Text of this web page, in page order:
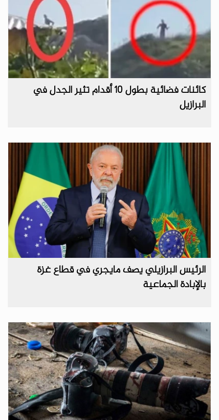
كائنات فضائية بطول 10 أقدام تثير الجدل في
البرازيل
الرئيس البرازيلي يصف مايجري في قطاع غزة
بالإبادة الجماعية